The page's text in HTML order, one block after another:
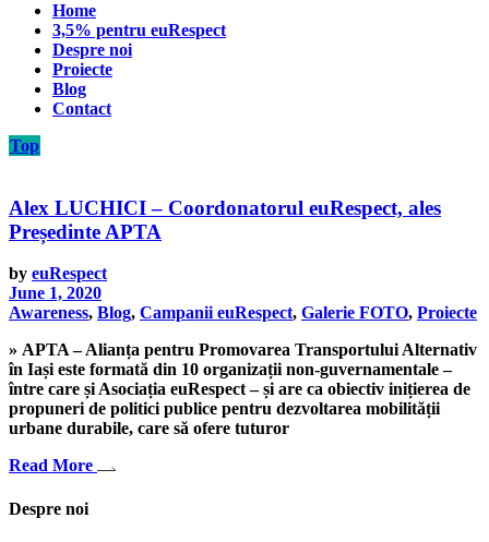
Home
3,5% pentru euRespect
Despre noi
Proiecte
Blog
Contact
Top
Alex LUCHICI – Coordonatorul euRespect, ales
Președinte APTA
by euRespect
June 1, 2020
Awareness, Blog, Campanii euRespect, Galerie FOTO, Proiecte
» APTA – Alianța pentru Promovarea Transportului Alternativ
în Iași este formată din 10 organizații non-guvernamentale –
între care și Asociația euRespect – și are ca obiectiv inițierea de
propuneri de politici publice pentru dezvoltarea mobilității
urbane durabile, care să ofere tuturor
Read More
Despre noi